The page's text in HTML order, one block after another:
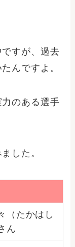
すが、過去
んですよ。
のある選手
した。
（たかはし
ん